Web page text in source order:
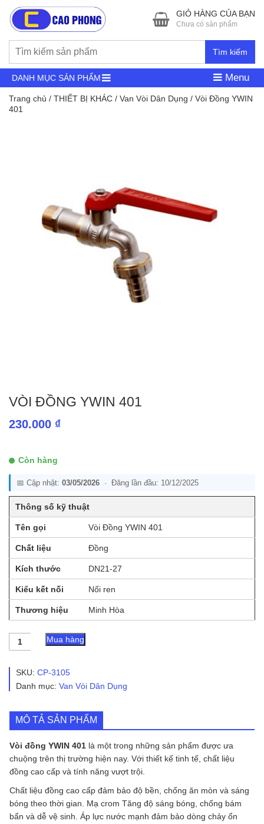
Tìm kiếm
GIỎ HÀNG CỦA BẠN
Chưa có sản phẩm
DANH MỤC SẢN PHẨM Menu
Trang chủ / THIẾT BỊ KHÁC / Van Vòi Dân Dụng / Vòi Đồng YWIN
401
VÒI ĐỒNG YWIN 401
230.000 ₫
Còn hàng
📅 Cập nhật: 03/05/2026 · Đăng lần đầu: 10/12/2025
Thông số kỹ thuật
Tên gọi Vòi Đồng YWIN 401
Chất liệu Đồng
Kích thước DN21-27
Kiểu kết nối Nối ren
Thương hiệu Minh Hòa
Vòi
Đồng
401
lượng
Mua hàng
SKU: CP-3105
Danh mục: Van Vòi Dân Dụng
MÔ TẢ SẢN PHẨM
Vòi đồng YWIN 401 là một trong những sản phẩm được ưa
chuộng trên thị trường hiện nay. Với thiết kế tinh tế, chất liệu
đồng cao cấp và tính năng vượt trội.
Chất liệu đồng cao cấp đảm bảo độ bền, chống ăn mòn và sáng
bóng theo thời gian. Mạ crom Tăng độ sáng bóng, chống bám
bẩn và dễ vệ sinh. Áp lực nước mạnh đảm bảo dòng chảy ổn